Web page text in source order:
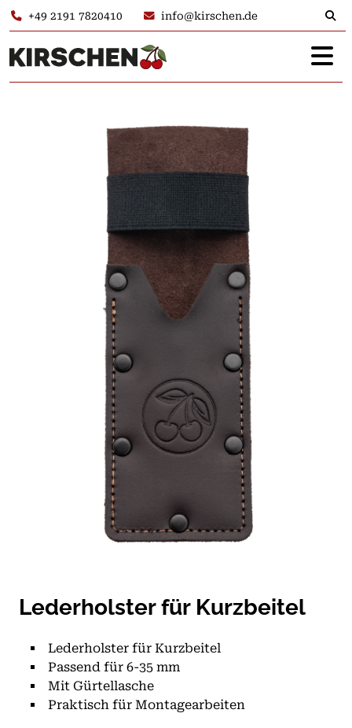
+49 2191 7820410 info@kirschen.de
Lederholster für Kurzbeitel
Lederholster für Kurzbeitel
Passend für 6-35 mm
Mit Gürtellasche
Praktisch für Montagearbeiten